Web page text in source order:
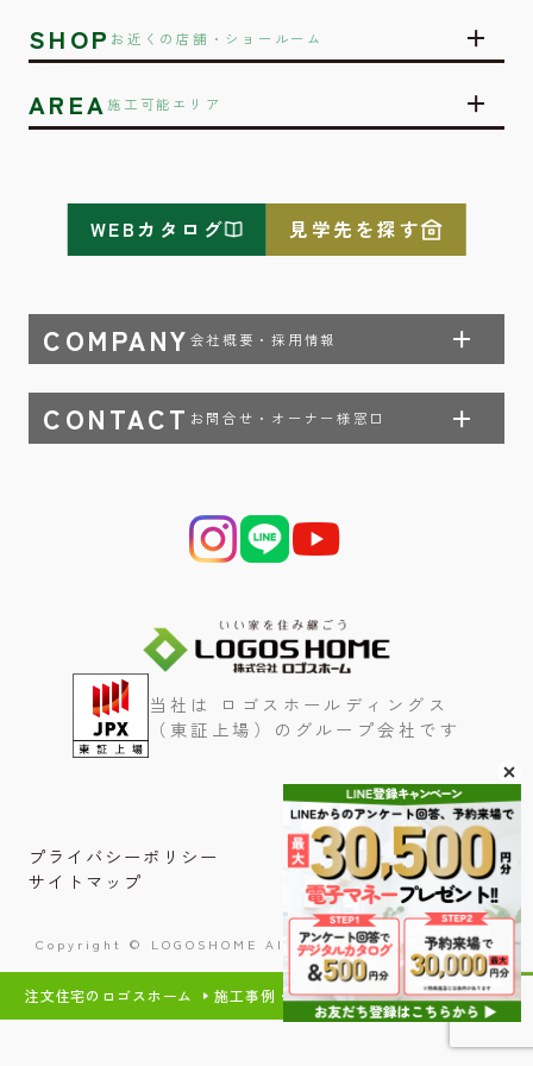
SHOP お近くの店舗・ショールーム
AREA施工可能エリア
COMPANY 会社概要・採用情報
CONTACT お問合せ・オーナー様窓口
WEBカタログ 見学先を探す
当社は ロゴスホールディングス
（東証上場）のグループ会社です
プライバシーポリシー
サイトマップ
Copyright © LOGOSHOME All Rights Reserved.
注文住宅のロゴスホーム 施工事例・内装事例 平屋 日常に緑が溶